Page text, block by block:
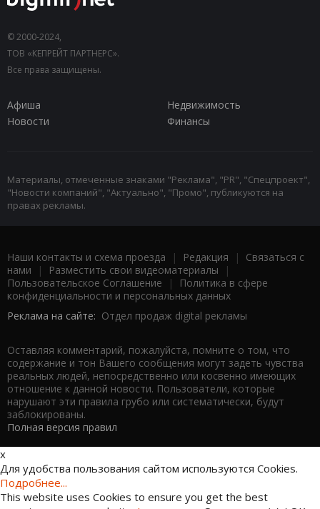
© 2000-2024,
ТОВ «КЕПРЕЙТ ПАРТНЕРС».
Все права защищены.
Афиша
Недвижимость
Новости
Финансы
Материалы, отмеченные знаками "Реклама", "PR", "Спецпроект",
"Новости компаний", "Актуально", "Промо", публикуются на
правах рекламы.
Наши контакты и схема проезда | Редакция | Связаться с
нами | Разместить свои видеоматериалы |
Пользовательское Соглашение |
Политика в сфере
конфиденциальности и персональных данных
Реклама на сайте: Отдел продаж digital рекламы
Оставляя комментарий, пожалуйста, помните о том, что
содержание и тон Вашего сообщения могут задеть чувства
реальных людей, непосредственно или косвенно имеющих
отношение к данной новости. Пользователи, которые
нарушают эти правила грубо или систематически, будут
заблокированы.
Полная версия правил
x
Для удобства пользования сайтом используются Cookies.
Подробнее...
This website uses Cookies to ensure you get the best